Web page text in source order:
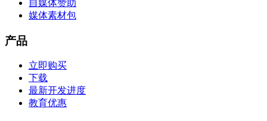
自媒体赞助
媒体素材包
产品
立即购买
下载
最新开发进度
教育优惠